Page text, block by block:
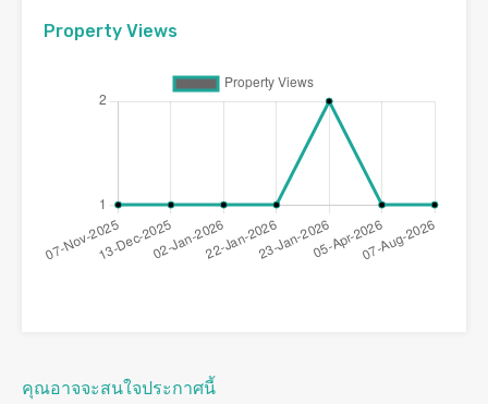
Property Views
คุณอาจจะสนใจประกาศนี้